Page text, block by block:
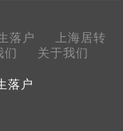
落户
上海居转
们 关于我们
落户